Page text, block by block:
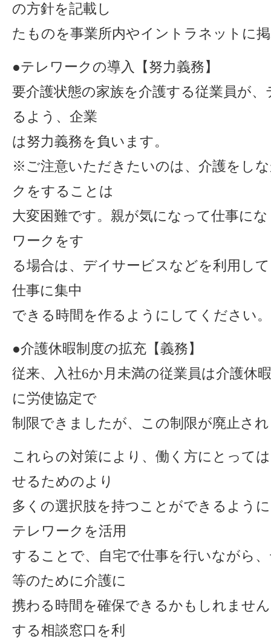
の方針を記載し
たものを事業所内やイントラネットに
●テレワークの導入【努力義務】
要介護状態の家族を介護する従業員が
るよう、企業
は努力義務を負います。
※ご注意いただきたいのは、介護をし
クをすることは
大変困難です。親が気になって仕事に
ワークをす
る場合は、デイサービスなどを利用し
仕事に集中
できる時間を作るようにしてください。
●介護休暇制度の拡充【義務】
従来、入社6か月未満の従業員は介護休
に労使協定で
制限できましたが、この制限が廃止さ
これらの対策により、働く方にとって
せるためのより
多くの選択肢を持つことができるよう
テレワークを活用
することで、自宅で仕事を行いながら
等のために介護に
携わる時間を確保できるかもしれませ
する相談窓口を利